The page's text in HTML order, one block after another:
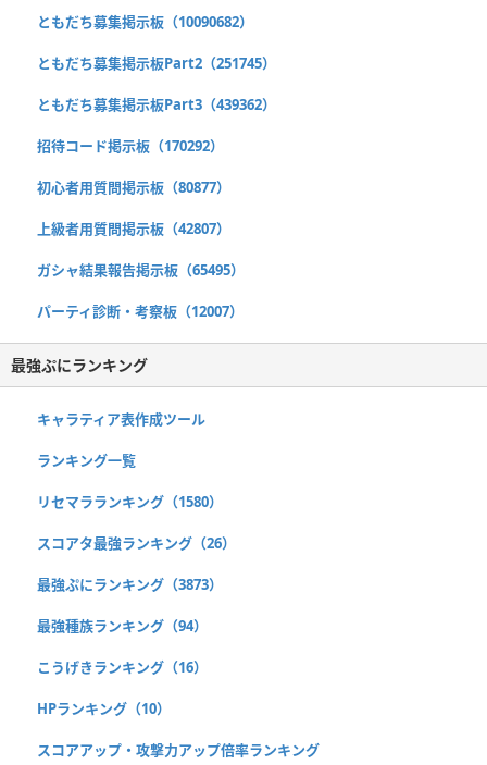
ともだち募集掲示板（10090682）
ともだち募集掲示板Part2（251745）
ともだち募集掲示板Part3（439362）
招待コード掲示板（170292）
初心者用質問掲示板（80877）
上級者用質問掲示板（42807）
ガシャ結果報告掲示板（65495）
パーティ診断・考察板（12007）
最強ぷにランキング
キャラティア表作成ツール
ランキング一覧
リセマラランキング（1580）
スコアタ最強ランキング（26）
最強ぷにランキング（3873）
最強種族ランキング（94）
こうげきランキング（16）
HPランキング（10）
スコアアップ・攻撃力アップ倍率ランキング